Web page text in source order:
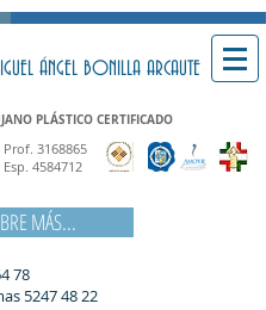
ÁNGEL BONILLA ARCAUTE
PLÁSTICO CERTIFICADO
Prof. 3168865
4584712
MÁS...
78
5247 48 22